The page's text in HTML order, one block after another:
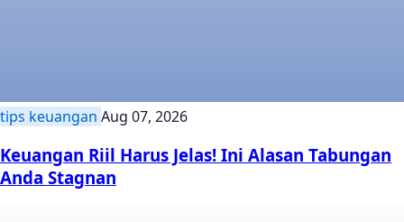
tips keuangan Aug 07, 2026
Keuangan Riil Harus Jelas! Ini Alasan Tabungan
Anda Stagnan